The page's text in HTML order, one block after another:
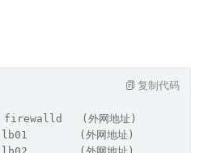
firewalld   (外网地址)
lb01        (外网地址)         (
复制代码